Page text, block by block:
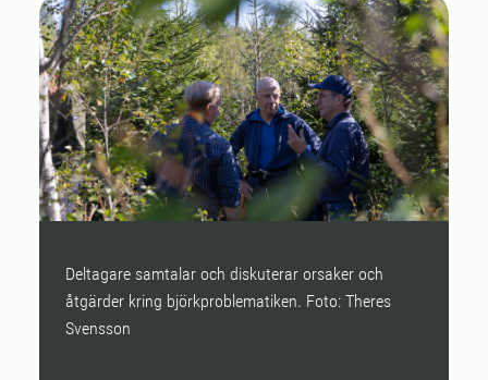
Deltagare samtalar och diskuterar orsaker och
åtgärder kring björkproblematiken. Foto: Theres
Svensson